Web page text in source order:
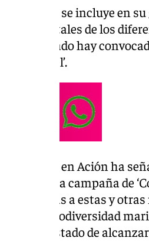
se incluye en
de los
que el sábado hay
sin hotel’.
en Ación ha
dentro de la campaña de
alternativas a estas y
de biodiversidad
por el Estado de